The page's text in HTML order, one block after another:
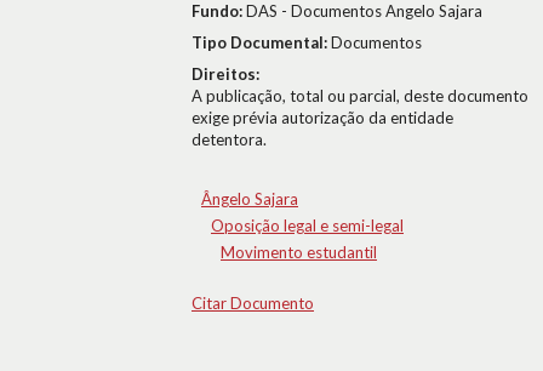
Fundo:DAS - Documentos Angelo Sajara
Tipo Documental:Documentos
Direitos:
A publicação, total ou parcial, deste documento
exige prévia autorização da entidade
detentora.
Ângelo Sajara
Oposição legal e semi-legal
Movimento estudantil
Citar Documento